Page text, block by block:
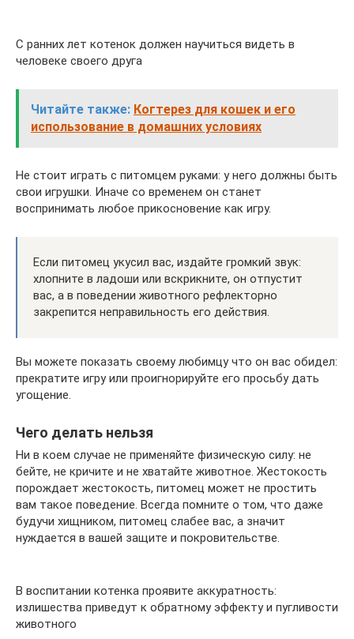
С ранних лет котенок должен научиться видеть в
человеке своего друга
Читайте также: Когтерез для кошек и его
использование в домашних условиях
Не стоит играть с питомцем руками: у него должны быть
свои игрушки. Иначе со временем он станет
воспринимать любое прикосновение как игру.
Если питомец укусил вас, издайте громкий звук:
хлопните в ладоши или вскрикните, он отпустит
вас, а в поведении животного рефлекторно
закрепится неправильность его действия.
Вы можете показать своему любимцу что он вас обидел:
прекратите игру или проигнорируйте его просьбу дать
угощение.
Чего делать нельзя
Ни в коем случае не применяйте физическую силу: не
бейте, не кричите и не хватайте животное. Жестокость
порождает жестокость, питомец может не простить
вам такое поведение. Всегда помните о том, что даже
будучи хищником, питомец слабее вас, а значит
нуждается в вашей защите и покровительстве.
В воспитании котенка проявите аккуратность:
излишества приведут к обратному эффекту и пугливости
животного